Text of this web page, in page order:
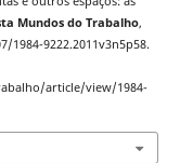
Mundos do Trabalho,
1984-9222.2011v3n5p58.
article/view/1984-